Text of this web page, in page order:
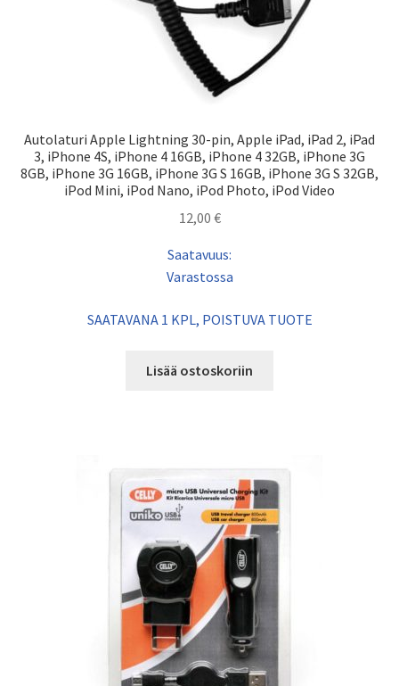
Autolaturi Apple Lightning 30-pin, Apple iPad, iPad 2, iPad
3, iPhone 4S, iPhone 4 16GB, iPhone 4 32GB, iPhone 3G
8GB, iPhone 3G 16GB, iPhone 3G S 16GB, iPhone 3G S 32GB,
iPod Mini, iPod Nano, iPod Photo, iPod Video
12,00 €
Saatavuus:
Varastossa
SAATAVANA 1 KPL, POISTUVA TUOTE
Lisää ostoskoriin